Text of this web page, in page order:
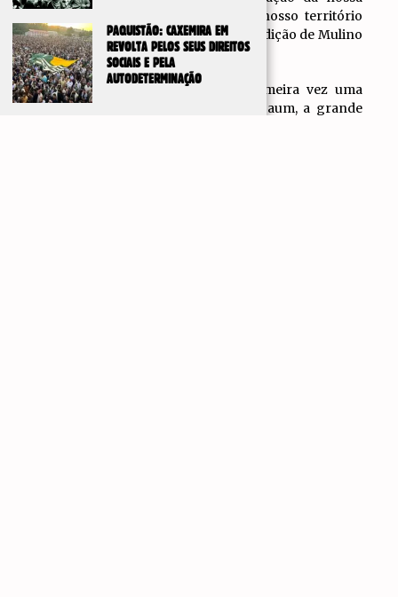
soberania. Denunciamos o uso do nosso território
pelo imperialismo americano e a rendição de Mulino
para agredir os povos do mundo.
No México, apesar de ter pela primeira vez uma
mulher no governo, Cláudia Sheinbaum, a grande
PAQUISTÃO: CAXEMIRA EM
REVOLTA PELOS SEUS DIREITOS
SOCIAIS E PELA
AUTODETERMINAÇÃO